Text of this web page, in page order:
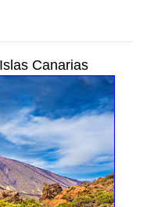
Canarias